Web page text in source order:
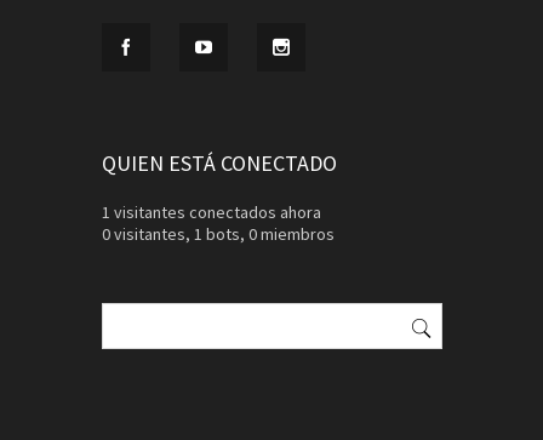
QUIEN ESTÁ CONECTADO
1 visitantes conectados ahora
0 visitantes, 1 bots, 0 miembros
Buscar: